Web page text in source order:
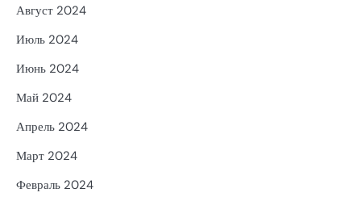
Август 2024
Июль 2024
Июнь 2024
Май 2024
Апрель 2024
Март 2024
Февраль 2024